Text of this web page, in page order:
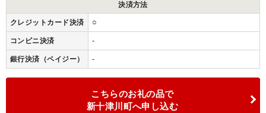
決済方法
クレジットカード決済 ○
コンビニ決済 -
銀行決済（ペイジー） -
こちらのお礼の品で
新十津川町へ申し込む